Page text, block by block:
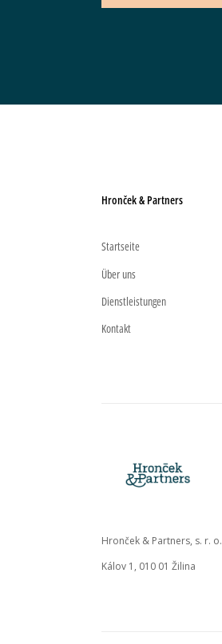
Hronček & Partners
Startseite
Über uns
Dienstleistungen
Kontakt
Hronček & Partners, s. r. o.
Kálov 1, 010 01 Žilina